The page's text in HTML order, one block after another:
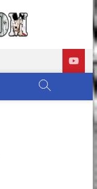
MANGÁS, HQS,